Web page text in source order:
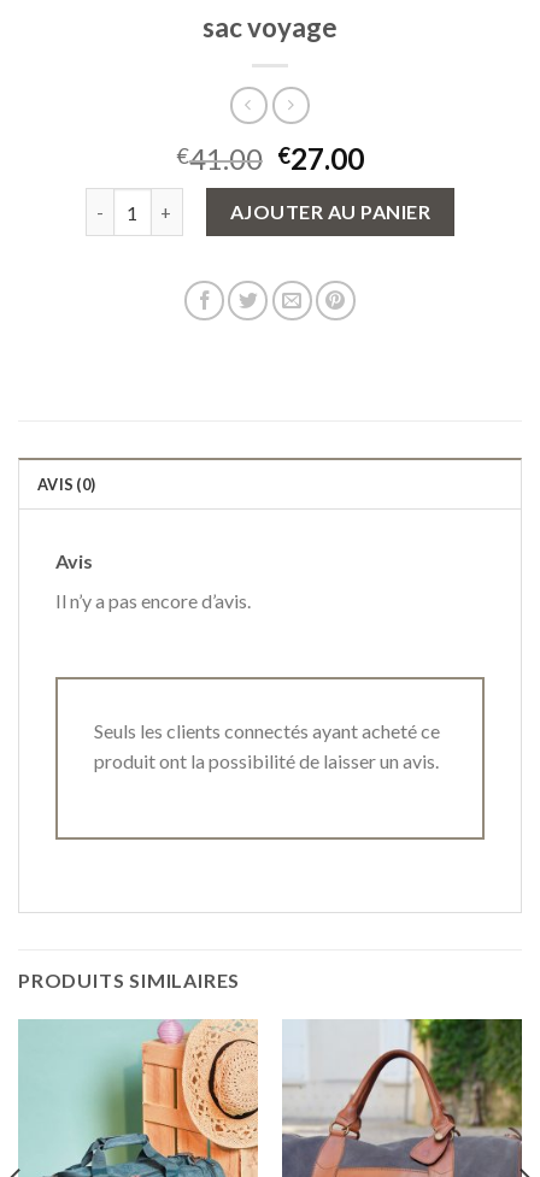
sac voyage
€41.00 €27.00
AJOUTER AU PANIER
AVIS (0)
Avis
Il n’y a pas encore d’avis.
Seuls les clients connectés ayant acheté ce
produit ont la possibilité de laisser un avis.
PRODUITS SIMILAIRES